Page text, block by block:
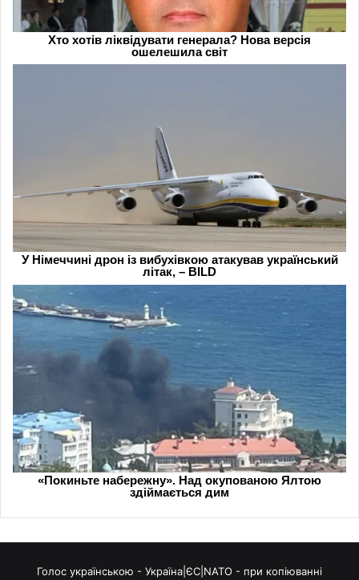
Голос українською - Україна|ЄС|NATO - при копіюванні